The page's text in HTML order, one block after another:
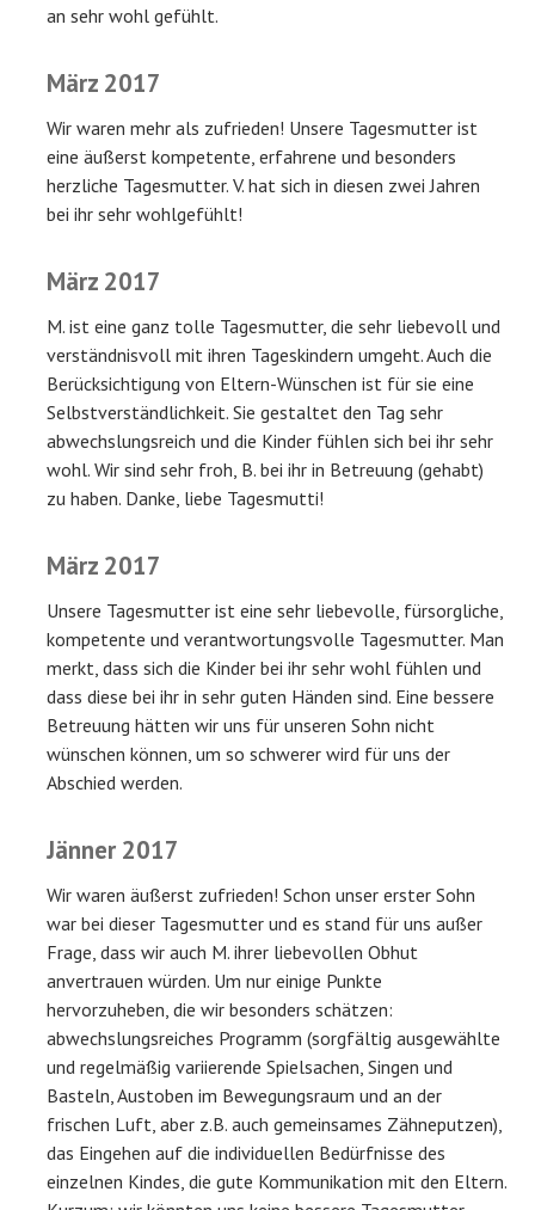
an sehr wohl gefühlt.
März 2017
Wir waren mehr als zufrieden! Unsere Tagesmutter ist
eine äußerst kompetente, erfahrene und besonders
herzliche Tagesmutter. V. hat sich in diesen zwei Jahren
bei ihr sehr wohlgefühlt!
März 2017
M. ist eine ganz tolle Tagesmutter, die sehr liebevoll und
verständnisvoll mit ihren Tageskindern umgeht. Auch die
Berücksichtigung von Eltern-Wünschen ist für sie eine
Selbstverständlichkeit. Sie gestaltet den Tag sehr
abwechslungsreich und die Kinder fühlen sich bei ihr sehr
wohl. Wir sind sehr froh, B. bei ihr in Betreuung (gehabt)
zu haben. Danke, liebe Tagesmutti!
März 2017
Unsere Tagesmutter ist eine sehr liebevolle, fürsorgliche,
kompetente und verantwortungsvolle Tagesmutter. Man
merkt, dass sich die Kinder bei ihr sehr wohl fühlen und
dass diese bei ihr in sehr guten Händen sind. Eine bessere
Betreuung hätten wir uns für unseren Sohn nicht
wünschen können, um so schwerer wird für uns der
Abschied werden.
Jänner 2017
Wir waren äußerst zufrieden! Schon unser erster Sohn
war bei dieser Tagesmutter und es stand für uns außer
Frage, dass wir auch M. ihrer liebevollen Obhut
anvertrauen würden. Um nur einige Punkte
hervorzuheben, die wir besonders schätzen:
abwechslungsreiches Programm (sorgfältig ausgewählte
und regelmäßig variierende Spielsachen, Singen und
Basteln, Austoben im Bewegungsraum und an der
frischen Luft, aber z.B. auch gemeinsames Zähneputzen),
das Eingehen auf die individuellen Bedürfnisse des
einzelnen Kindes, die gute Kommunikation mit den Eltern.